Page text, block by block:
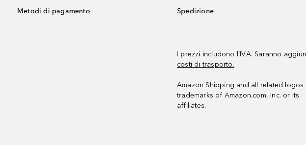
Metodi di pagamento Spedizione
I prezzi includono l’IVA. Saranno
costi di trasporto.
Amazon Shipping and all related logos
trademarks of Amazon.com, Inc. or its
affiliates.